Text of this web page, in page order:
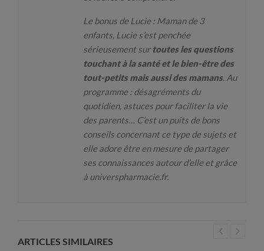
Le bonus de Lucie : Maman de 3
enfants, Lucie s’est penchée
sérieusement sur toutes les questions
touchant à la santé et le bien-être des
tout-petits mais aussi des mamans. Au
programme : désagréments du
quotidien, astuces pour faciliter la vie
des parents… C’est un puits de bons
conseils concernant ce type de sujets et
elle adore être en mesure de partager
ses connaissances autour d’elle et grâce
à universpharmacie.fr.
ARTICLES SIMILAIRES